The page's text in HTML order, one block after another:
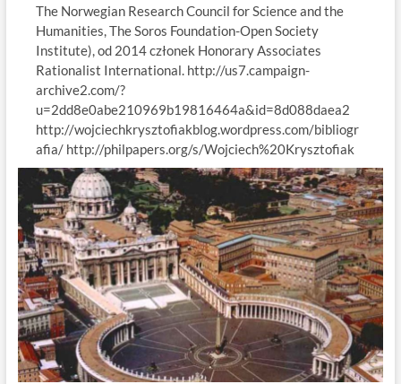
The Norwegian Research Council for Science and the
Humanities, The Soros Foundation-Open Society
Institute), od 2014 członek Honorary Associates
Rationalist International. http://us7.campaign-
archive2.com/?
u=2dd8e0abe210969b19816464a&id=8d088daea2
http://wojciechkrysztofiakblog.wordpress.com/bibliogr
afia/ http://philpapers.org/s/Wojciech%20Krysztofiak